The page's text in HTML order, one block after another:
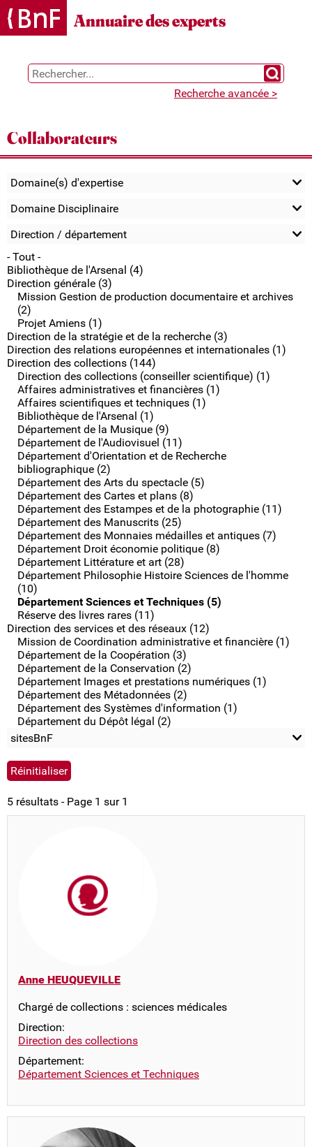
Gestion des cookies
Annuaire des experts
Chercher
Recherche avancée >
Collaborateurs
Domaine(s) d'expertise
Domaine Disciplinaire
Direction / département
- Tout -
Bibliothèque de l'Arsenal (4)
Direction générale (3)
Mission Gestion de production documentaire et archives
(2)
Projet Amiens (1)
Direction de la stratégie et de la recherche (3)
Direction des relations européennes et internationales (1)
Direction des collections (144)
Direction des collections (conseiller scientifique) (1)
Affaires administratives et financières (1)
Affaires scientifiques et techniques (1)
Bibliothèque de l'Arsenal (1)
Département de la Musique (9)
Département de l'Audiovisuel (11)
Département d'Orientation et de Recherche
bibliographique (2)
Département des Arts du spectacle (5)
Département des Cartes et plans (8)
Département des Estampes et de la photographie (11)
Département des Manuscrits (25)
Département des Monnaies médailles et antiques (7)
Département Droit économie politique (8)
Département Littérature et art (28)
Département Philosophie Histoire Sciences de l'homme
(10)
Département Sciences et Techniques (5)
Réserve des livres rares (11)
Direction des services et des réseaux (12)
Mission de Coordination administrative et financière (1)
Département de la Coopération (3)
Département de la Conservation (2)
Département Images et prestations numériques (1)
Département des Métadonnées (2)
Département des Systèmes d'information (1)
Département du Dépôt légal (2)
sitesBnF
5 résultats - Page 1 sur 1
Anne HEUQUEVILLE
Chargé de collections : sciences médicales
Direction:
Direction des collections
Département:
Département Sciences et Techniques